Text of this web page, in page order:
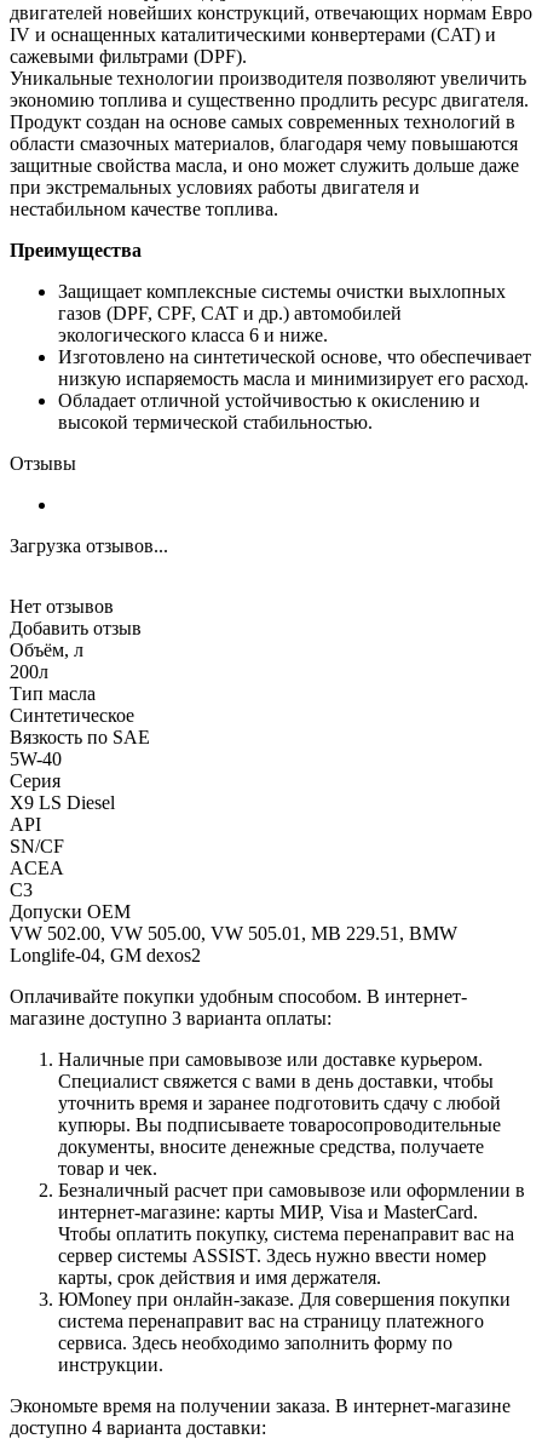
двигателей новейших конструкций, отвечающих нормам Евро
IV и оснащенных каталитическими конвертерами (CAT) и
сажевыми фильтрами (DPF).
Уникальные технологии производителя позволяют увеличить
экономию топлива и существенно продлить ресурс двигателя.
Продукт создан на основе самых современных технологий в
области смазочных материалов, благодаря чему повышаются
защитные свойства масла, и оно может служить дольше даже
при экстремальных условиях работы двигателя и
нестабильном качестве топлива.
Преимущества
Защищает комплексные системы очистки выхлопных
газов (DPF, CPF, CAT и др.) автомобилей
экологического класса 6 и ниже.
Изготовлено на синтетической основе, что обеспечивает
низкую испаряемость масла и минимизирует его расход.
Обладает отличной устойчивостью к окислению и
высокой термической стабильностью.
Отзывы
Загрузка отзывов...
Нет отзывов
Добавить отзыв
Объём, л
200л
Тип масла
Синтетическое
Вязкость по SAE
5W-40
Серия
X9 LS Diesel
API
SN/CF
ACEA
C3
Допуски OEM
VW 502.00, VW 505.00, VW 505.01, MB 229.51, BMW
Longlife-04, GM dexos2
Оплачивайте покупки удобным способом. В интернет-
магазине доступно 3 варианта оплаты:
Наличные при самовывозе или доставке курьером.
Специалист свяжется с вами в день доставки, чтобы
уточнить время и заранее подготовить сдачу с любой
купюры. Вы подписываете товаросопроводительные
документы, вносите денежные средства, получаете
товар и чек.
Безналичный расчет при самовывозе или оформлении в
интернет-магазине: карты МИР, Visa и MasterCard.
Чтобы оплатить покупку, система перенаправит вас на
сервер системы ASSIST. Здесь нужно ввести номер
карты, срок действия и имя держателя.
ЮMoney при онлайн-заказе. Для совершения покупки
система перенаправит вас на страницу платежного
сервиса. Здесь необходимо заполнить форму по
инструкции.
Экономьте время на получении заказа. В интернет-магазине
доступно 4 варианта доставки: